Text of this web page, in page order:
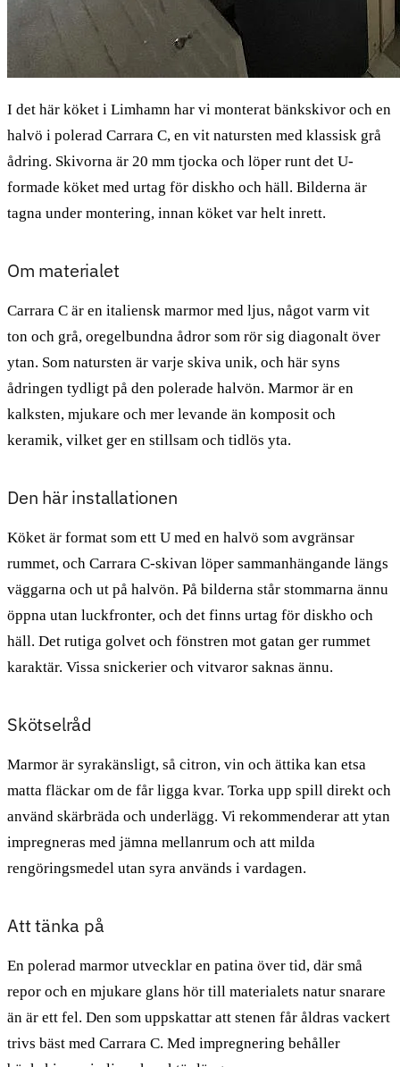
I det här köket i Limhamn har vi monterat bänkskivor och en
halvö i polerad Carrara C, en vit natursten med klassisk grå
ådring. Skivorna är 20 mm tjocka och löper runt det U-
formade köket med urtag för diskho och häll. Bilderna är
tagna under montering, innan köket var helt inrett.
Om materialet
Carrara C är en italiensk marmor med ljus, något varm vit
ton och grå, oregelbundna ådror som rör sig diagonalt över
ytan. Som natursten är varje skiva unik, och här syns
ådringen tydligt på den polerade halvön. Marmor är en
kalksten, mjukare och mer levande än komposit och
keramik, vilket ger en stillsam och tidlös yta.
Den här installationen
Köket är format som ett U med en halvö som avgränsar
rummet, och Carrara C-skivan löper sammanhängande längs
väggarna och ut på halvön. På bilderna står stommarna ännu
öppna utan luckfronter, och det finns urtag för diskho och
häll. Det rutiga golvet och fönstren mot gatan ger rummet
karaktär. Vissa snickerier och vitvaror saknas ännu.
Skötselråd
Marmor är syrakänsligt, så citron, vin och ättika kan etsa
matta fläckar om de får ligga kvar. Torka upp spill direkt och
använd skärbräda och underlägg. Vi rekommenderar att ytan
impregneras med jämna mellanrum och att milda
rengöringsmedel utan syra används i vardagen.
Att tänka på
En polerad marmor utvecklar en patina över tid, där små
repor och en mjukare glans hör till materialets natur snarare
än är ett fel. Den som uppskattar att stenen får åldras vackert
trivs bäst med Carrara C. Med impregnering behåller